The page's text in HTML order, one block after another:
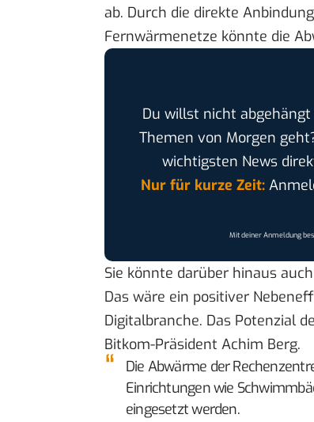
ab. Durch die direkte
Fernwärmenetze könnte die
Du willst nicht abgehängt
Themen von Morgen
wichtigsten News
Nur für kurze Zeit:
Mit deiner Anmeldung
Sie könnte darüber hinaus
Das wäre ein positiver
Digitalbranche. Das Potenzial
Bitkom-Präsident Achim Berg.
Die Abwärme der
Einrichtungen wie
eingesetzt werden.